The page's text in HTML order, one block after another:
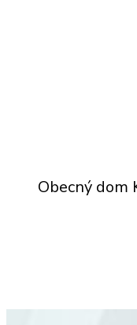
Obecný dom